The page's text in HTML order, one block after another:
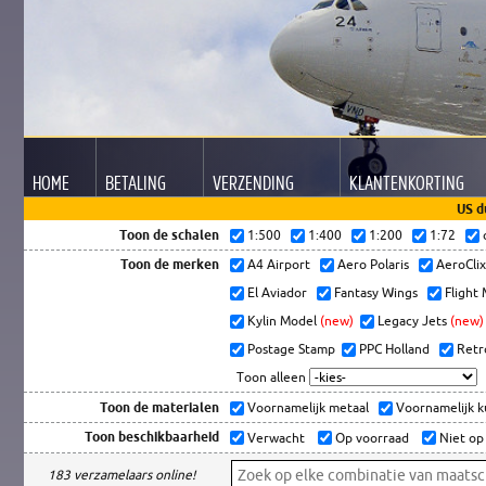
HOME BETALING VERZENDING KLANTENKORTING
US
Toon de schalen
1:500 1:400 1:200 1:72
Toon de merken A4 Airport Aero Polaris
El Aviador
Fantasy Wings
Flight
Kylin Model (new) Legacy Jets (new)
Postage Stamp
PPC Holland
Toon alleen
Toon de materialen Voornamelijk metaal Voornamelijk
Toon beschikbaarheid Verwacht Op voorraad Niet
183 verzamelaars online!